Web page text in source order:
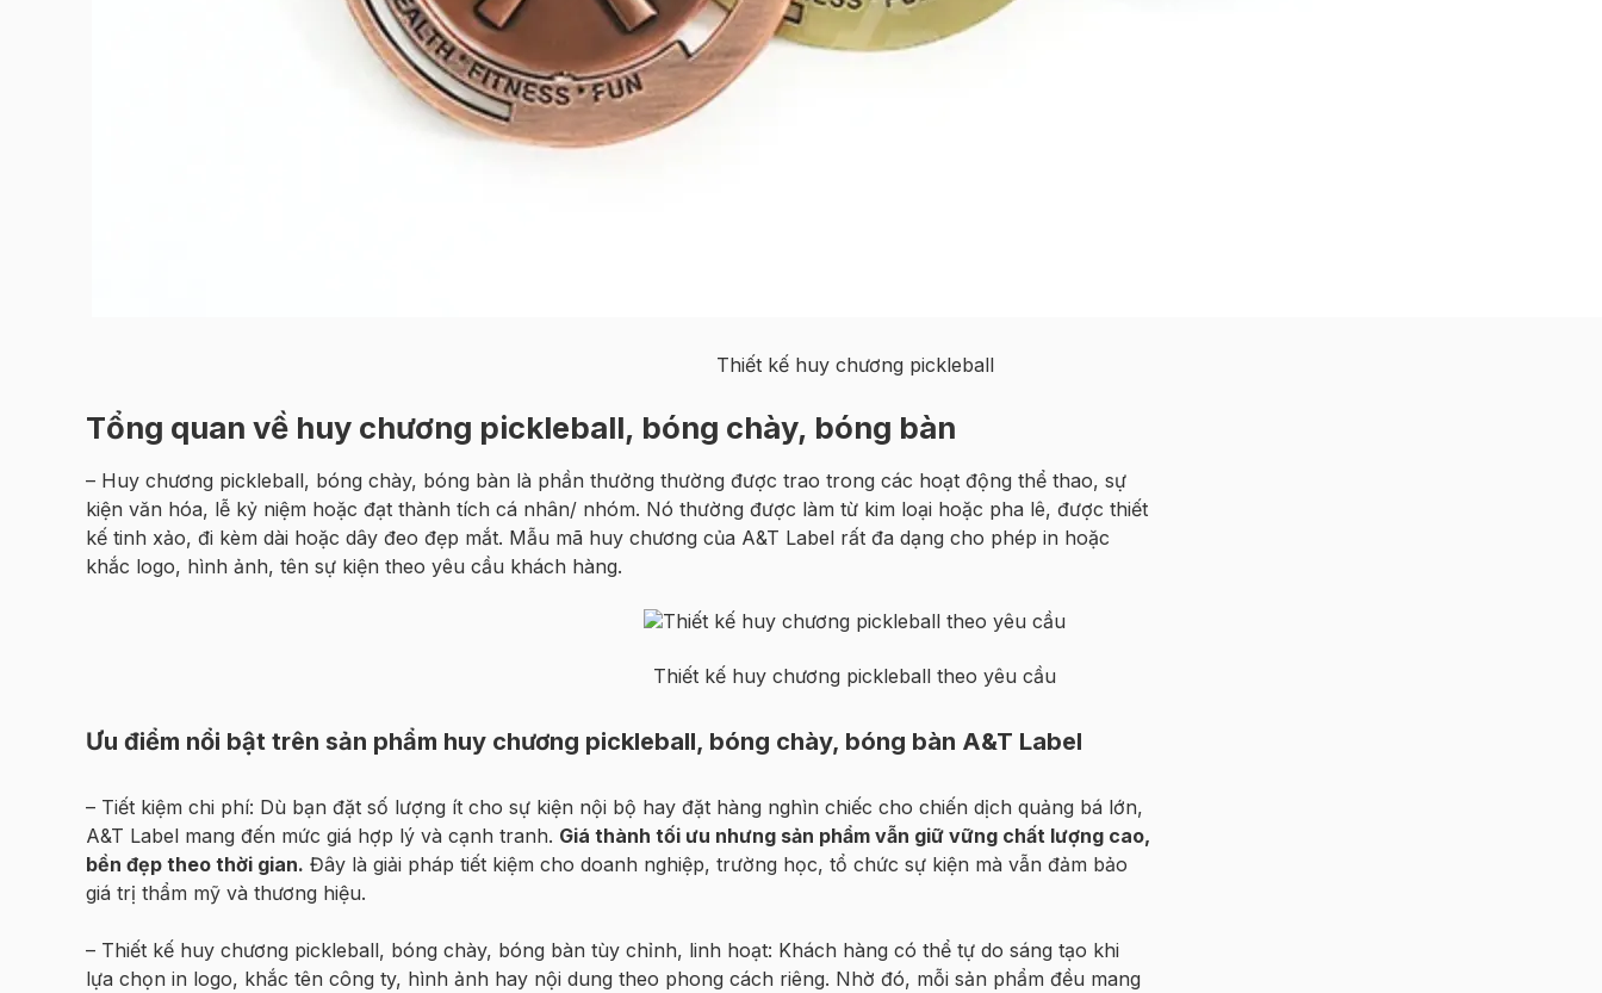
Thiết kế huy chương pickleball
Tổng quan về huy chương pickleball, bóng chày, bóng bàn
– Huy chương pickleball, bóng chày, bóng bàn là phần thưởng thường được trao trong các hoạt động thể thao, sự
kiện văn hóa, lễ kỷ niệm hoặc đạt thành tích cá nhân/ nhóm. Nó thường được làm từ kim loại hoặc pha lê, được thiết
kế tinh xảo, đi kèm dài hoặc dây đeo đẹp mắt. Mẫu mã huy chương của A&T Label rất đa dạng cho phép in hoặc
khắc logo, hình ảnh, tên sự kiện theo yêu cầu khách hàng.
Thiết kế huy chương pickleball theo yêu cầu
Ưu điểm nổi bật trên sản phẩm huy chương pickleball, bóng chày, bóng bàn A&T Label
– Tiết kiệm chi phí: Dù bạn đặt số lượng ít cho sự kiện nội bộ hay đặt hàng nghìn chiếc cho chiến dịch quảng bá lớn,
A&T Label mang đến mức giá hợp lý và cạnh tranh. Giá thành tối ưu nhưng sản phẩm vẫn giữ vững chất lượng cao,
bền đẹp theo thời gian. Đây là giải pháp tiết kiệm cho doanh nghiệp, trường học, tổ chức sự kiện mà vẫn đảm bảo
giá trị thẩm mỹ và thương hiệu.
– Thiết kế huy chương pickleball, bóng chày, bóng bàn tùy chỉnh, linh hoạt: Khách hàng có thể tự do sáng tạo khi
lựa chọn in logo, khắc tên công ty, hình ảnh hay nội dung theo phong cách riêng. Nhờ đó, mỗi sản phẩm đều mang